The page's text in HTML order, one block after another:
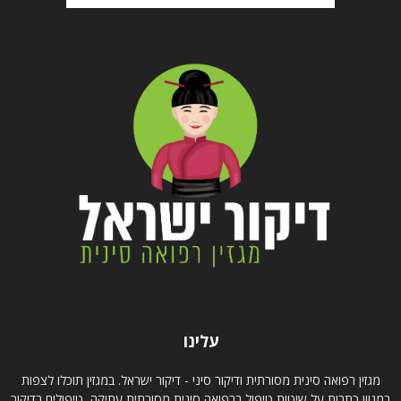
עלינו
מגזין רפואה סינית מסורתית ודיקור סיני - דיקור ישראל. במגזין תוכלו לצפות